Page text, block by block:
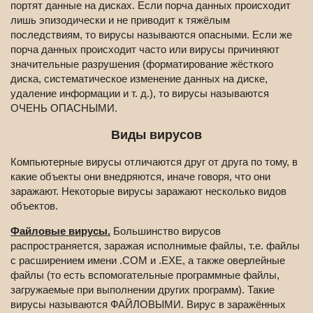
портят данные на дисках. Если порча данных происходит
лишь эпизодически и не приводит к тяжёлым
последствиям, то вирусы называются опасными. Если же
порча данных происходит часто или вирусы причиняют
значительные разрушения (форматирование жёсткого
диска, систематическое изменение данных на диске,
удаление информации и т. д.), то вирусы называются
ОЧЕНЬ ОПАСНЫМИ.
Виды вирусов
Компьютерные вирусы отличаются друг от друга по тому, в
какие объекты они внедряются, иначе говоря, что они
заражают. Некоторые вирусы заражают несколько видов
объектов.
Файловые вирусы. Большинство вирусов
распространяется, заражая исполнимые файлы, т.е. файлы
с расширением имени .СОМ и .ЕХЕ, а также оверлейные
файлы (то есть вспомогательные программные файлы,
загружаемые при выполнении других программ). Такие
вирусы называются ФАЙЛОВЫМИ. Вирус в заражённых